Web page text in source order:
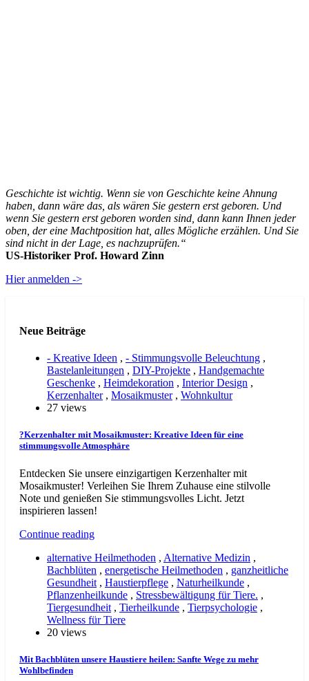
Geschichte ist wichtig. Wenn sie von Geschichte keine Ahnung
haben, dann wäre das, als wären Sie gestern erst geboren. Und
wenn Sie gestern erst geboren worden sind, dann kann Ihnen jeder
oben, der eine Machtposition hat, alles Mögliche erzählen. Und Sie
sind nicht in der Lage, es nachzuprüfen.“
US-Historiker Prof. Howard Zinn
Hier anmelden ->
Neue Beiträge
- Kreative Ideen , - Stimmungsvolle Beleuchtung ,
Bastelanleitungen , DIY-Projekte , Handgemachte
Geschenke , Heimdekoration , Interior Design ,
Kerzenhalter, Mosaikmuster, Wohnkultur
27 views
?Kerzenhalter mit Mosaikmuster: Kreative Ideen für eine
stimmungsvolle Atmosphäre
Entdecken Sie unsere einzigartigen Kerzenhalter mit
Mosaikmuster! Verleihen Sie Ihrem Zuhause eine stilvolle
Note und genießen Sie stimmungsvolles Licht. Jetzt
inspirieren lassen!
Continue reading
alternative Heilmethoden , Alternative Medizin ,
Bachblüten , energetische Heilmethoden , ganzheitliche
Gesundheit , Haustierpflege , Naturheilkunde ,
Pflanzenheilkunde , Stressbewältigung für Tiere. ,
Tiergesundheit , Tierheilkunde , Tierpsychologie ,
Wellness für Tiere
20 views
Mit Bachblüten unsere Haustiere heilen: Sanfte Wege zu mehr
Wohlbefinden